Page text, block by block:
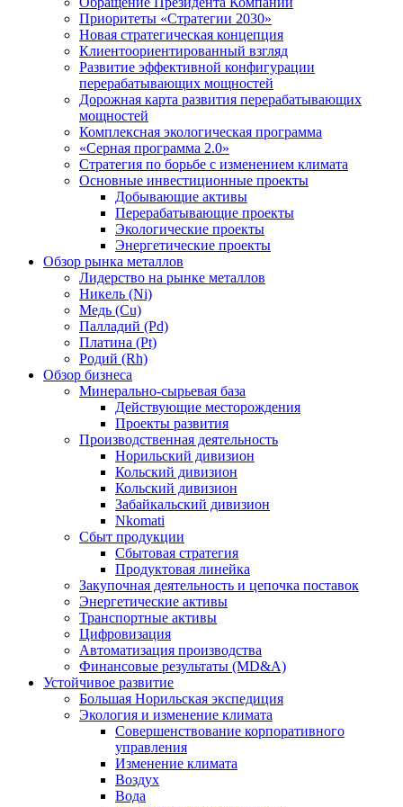
Приоритеты «Стратегии 2030»
Новая стратегическая концепция
Клиентоориентированный взгляд
Развитие эффективной конфигурации
перерабатывающих мощностей
Дорожная карта развития перерабатывающих
мощностей
Комплексная экологическая программа
«Серная программа 2.0»
Стратегия по борьбе с изменением климата
Основные инвестиционные проекты
Добывающие активы
Перерабатывающие проекты
Экологические проекты
Энергетические проекты
Обзор рынка металлов
Лидерство на рынке металлов
Никель (Ni)
Медь (Cu)
Палладий (Pd)
Платина (Pt)
Родий (Rh)
Обзор бизнеса
Минерально-сырьевая база
Действующие месторождения
Проекты развития
Производственная деятельность
Норильский дивизион
Кольский дивизион
Кольский дивизион
Забайкальский дивизион
Nkomati
Сбыт продукции
Сбытовая стратегия
Продуктовая линейка
Закупочная деятельность и цепочка поставок
Энергетические активы
Транспортные активы
Цифровизация
Автоматизация производства
Финансовые результаты (MD&A)
Устойчивое развитие
Большая Норильская экспедиция
Экология и изменение климата
Совершенствование корпоративного
управления
Изменение климата
Воздух
Вода